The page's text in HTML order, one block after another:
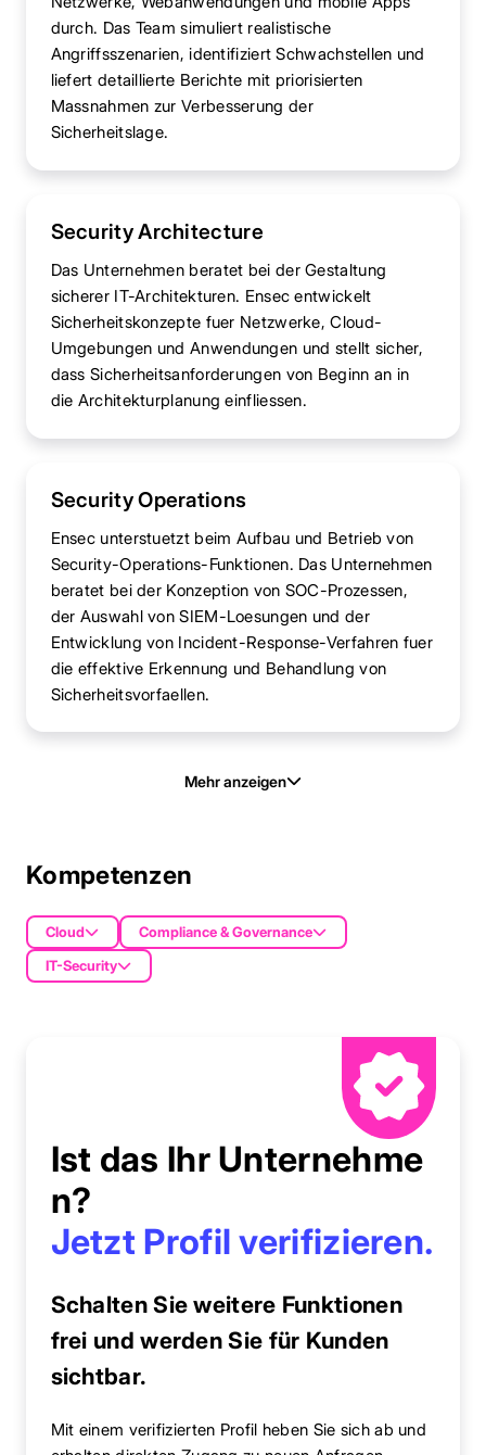
durch. Das Team simuliert realistische
Angriffsszenarien, identifiziert Schwachstellen und
liefert detaillierte Berichte mit priorisierten
Massnahmen zur Verbesserung der
Sicherheitslage.
Security Architecture
Das Unternehmen beratet bei der Gestaltung
sicherer IT-Architekturen. Ensec entwickelt
Sicherheitskonzepte fuer Netzwerke, Cloud-
Umgebungen und Anwendungen und stellt sicher,
dass Sicherheitsanforderungen von Beginn an in
die Architekturplanung einfliessen.
Security Operations
Ensec unterstuetzt beim Aufbau und Betrieb von
Security-Operations-Funktionen. Das Unternehmen
beratet bei der Konzeption von SOC-Prozessen,
der Auswahl von SIEM-Loesungen und der
Entwicklung von Incident-Response-Verfahren fuer
die effektive Erkennung und Behandlung von
Sicherheitsvorfaellen.
Mehr anzeigen
Kompetenzen
Cloud
Compliance & Governance
IT-Security
Ist das Ihr Unternehme
n?
Jetzt Profil verifizieren.
Schalten Sie weitere Funktionen
frei und werden Sie für Kunden
sichtbar.
Mit einem verifizierten Profil heben Sie sich ab und